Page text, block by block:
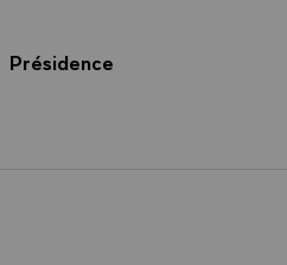
Présidence